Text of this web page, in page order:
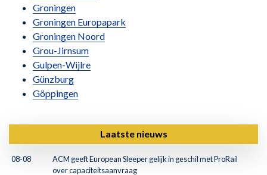
Groningen
Groningen Europapark
Groningen Noord
Grou-Jirnsum
Gulpen-Wijlre
Günzburg
Göppingen
Laatste nieuws
08-08
ACM geeft European Sleeper gelijk in geschil met ProRail
over capaciteitsaanvraag